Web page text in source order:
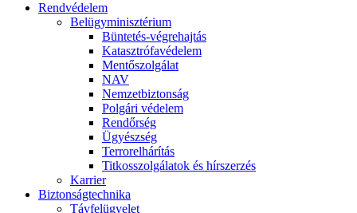
Rendvédelem
Belügyminisztérium
Büntetés-végrehajtás
Katasztrófavédelem
Mentőszolgálat
NAV
Nemzetbiztonság
Polgári védelem
Rendőrség
Ügyészség
Terrorelhárítás
Titkosszolgálatok és hírszerzés
Karrier
Biztonságtechnika
Távfelügyelet